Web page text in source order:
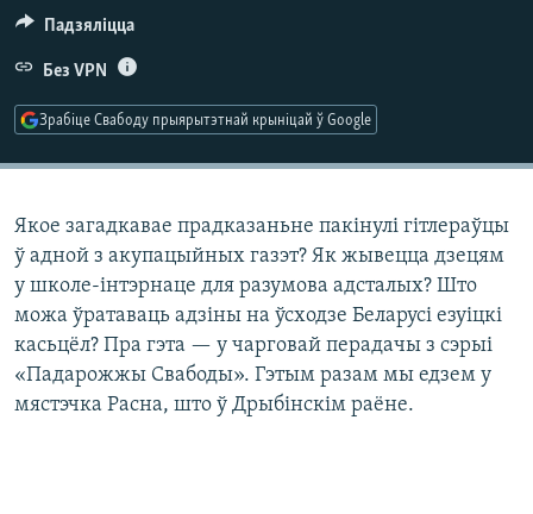
Падзяліцца
Без VPN
Зрабіце Свабоду прыярытэтнай крыніцай ў Google
Якое загадкавае прадказаньне пакінулі гітлераўцы
ў адной з акупацыйных газэт? Як жывецца дзецям
у школе-інтэрнаце для разумова адсталых? Што
можа ўратаваць адзіны на ўсходзе Беларусі езуіцкі
касьцёл? Пра гэта — у чарговай перадачы з сэрыі
«Падарожжы Свабоды». Гэтым разам мы едзем у
мястэчка Расна, што ў Дрыбінскім раёне.